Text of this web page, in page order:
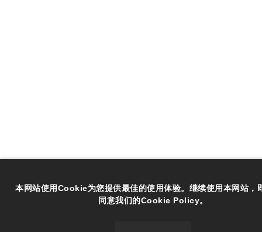
本网站使用Cookie为您提供最佳的使用体验。继续使用本网站，
同意我们的Cookie Policy。